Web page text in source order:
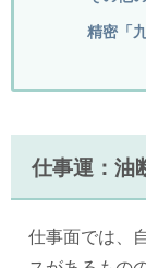
精密「
仕事運：油
仕事面では、